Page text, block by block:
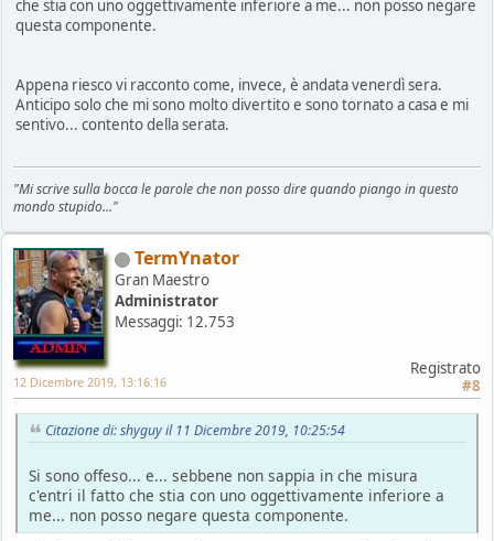
che stia con uno oggettivamente inferiore a me... non posso negare
questa componente.
Appena riesco vi racconto come, invece, è andata venerdì sera.
Anticipo solo che mi sono molto divertito e sono tornato a casa e mi
sentivo... contento della serata.
"Mi scrive sulla bocca le parole che non posso dire quando piango in questo
mondo stupido..."
TermYnator
Gran Maestro
Administrator
Messaggi: 12.753
Registrato
#8
12 Dicembre 2019, 13:16:16
Citazione di: shyguy il 11 Dicembre 2019, 10:25:54
Si sono offeso... e... sebbene non sappia in che misura
c'entri il fatto che stia con uno oggettivamente inferiore a
me... non posso negare questa componente.